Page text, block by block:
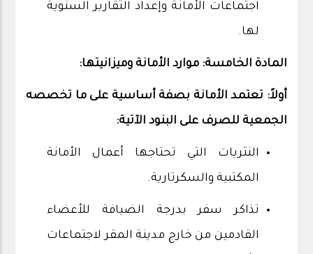
اجتماعات الأمانة وإعداد التقارير السنوية
لها.
المادة الخامسة: موارد الأمانة وميزانيتها:
أولاً: تعتمد الأمانة بصفة أساسية على ما تخصصه
الجمعية للصرف على البنود الآتية:
النثريات التي تحتاجها أعمال الأمانة
المكتبية والسكرتارية.
تذاكر سفر بدرجة الضيافة للأعضاء
القادمين من خارج مدينة المقر لاجتماعات